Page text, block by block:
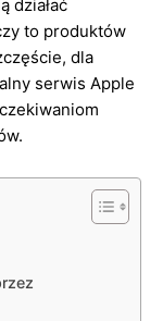
działać
to produktów
dla
serwis Apple